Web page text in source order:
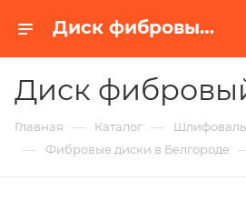
Диск фибровый KF10 в Белгороде | Купить по недорогой цене от Абразивного Завода
Диск
Главная — Каталог —
— Фибровые диски в Белгороде